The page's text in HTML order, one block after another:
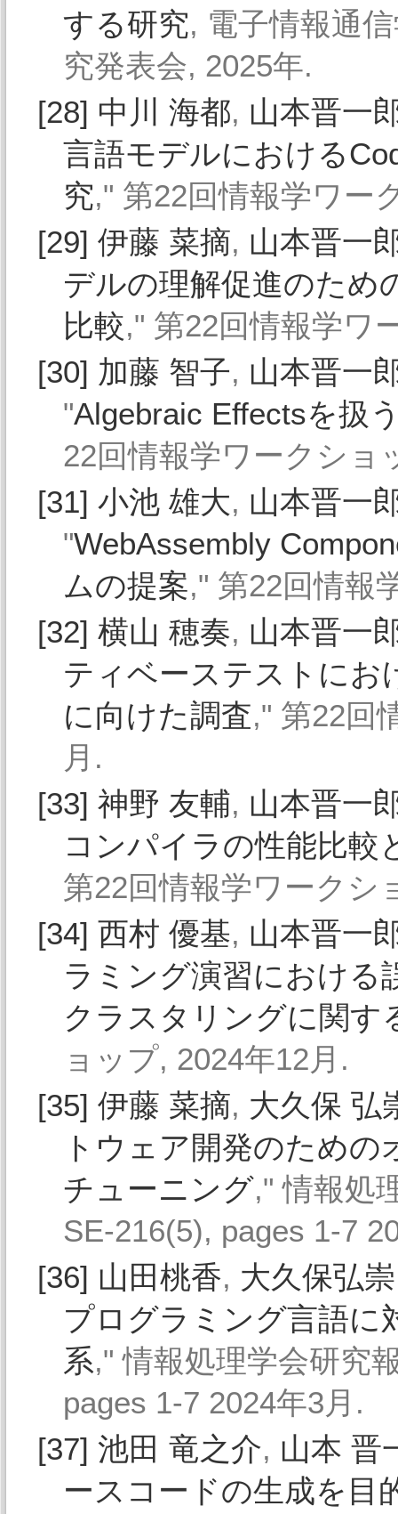
する研究, 電子情報通
究発表会, 2025年.
[28] 中川 海都, 山本晋一
言語モデルにおける
究," 第22回情報学ワー
[29] 伊藤 菜摘, 山本晋一
デルの理解促進のため
比較," 第22回情報学ワ
[30] 加藤 智子, 山本晋一
"Algebraic Effectsを扱
22回情報学ワークショ
[31] 小池 雄大, 山本晋一
"WebAssembly
ムの提案," 第22回情報
[32] 横山 穂奏, 山本晋一
ティベーステストにお
に向けた調査," 第22回
月.
[33] 神野 友輔, 山本晋一
コンパイラの性能比較
第22回情報学ワークシ
[34] 西村 優基, 山本晋一
ラミング演習における
クラスタリングに関す
ョップ, 2024年12月.
[35] 伊藤 菜摘, 大久保 弘
トウェア開発のため
チューニング," 情報処
SE-216(5), pages 1-7
[36] 山田桃香, 大久保弘崇
プログラミング言語に
系," 情報処理学会研究
pages 1-7 2024年3月.
[37] 池田 竜之介, 山本 晋
ースコードの生成を目